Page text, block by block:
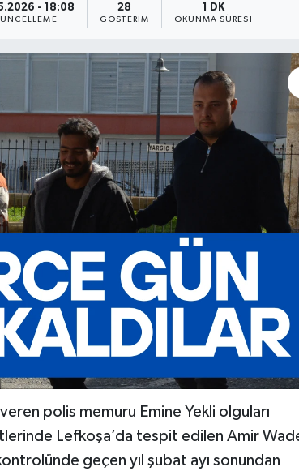
- 18:08 28
GÖSTERIM
1 DK
OKUNMA SÜRESI
polis memuru Emine Yekli olguları
Lefkoşa’da tespit edilen Amir
geçen yıl şubat ayı sonundan